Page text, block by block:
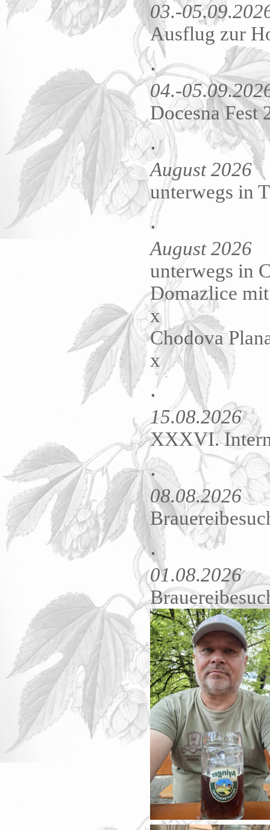
03.-
Ausflug zur
.
04.-
Docesna Fest
.
August 2026
unterwegs in
.
August 2026
unterwegs in
Domazlice
x
Chodova
x
.
15.08.2026
XXXVI.
.
08.08.2026
.
01.08.2026